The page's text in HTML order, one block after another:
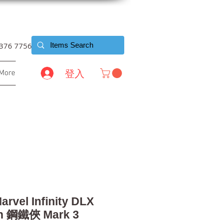
7756
登入
Infinity DLX
鋼鐵俠 Mark 3